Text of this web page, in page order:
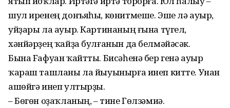
шул иренең донъяһы, көнитмеше. Эше лә ауыр,
уйҙары ла ауыр. Картинаның ғына түгел,
хәнйәрҙең ҡайҙа булғанын да белмәйәсәк.
Бына Fафуан ҡайтты. Бисәһенә бер генә ауыр
ҡараш ташланы ла йыуынырға инеп китте. Унан
ашөйгә инеп ултырҙы.
– Бөгөн оҙаҡланың, – тине Гөлзәмиә.